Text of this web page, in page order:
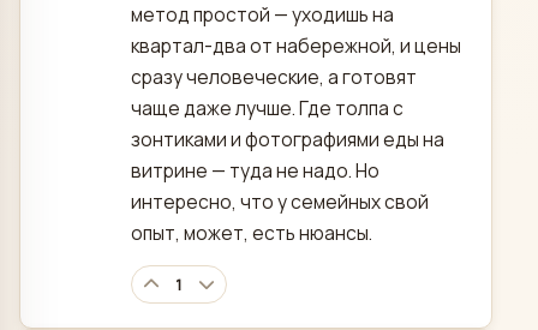
метод простой — уходишь на
квартал-два от набережной, и цены
сразу человеческие, а готовят
чаще даже лучше. Где толпа с
зонтиками и фотографиями еды на
витрине — туда не надо. Но
интересно, что у семейных свой
опыт, может, есть нюансы.
1